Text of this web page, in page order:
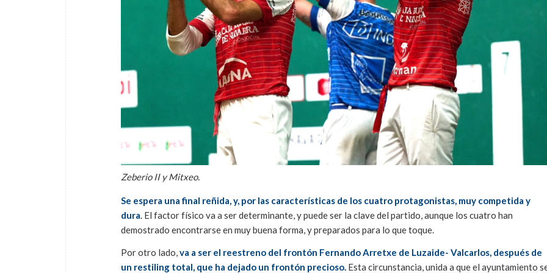
Zeberio II y Mitxeo.
Se espera una final reñida, y, por las características de los cuatro protagonistas, muy competida y
dura. El factor físico va a ser determinante, y puede ser la clave del partido, aunque los cuatro han
demostrado encontrarse en muy buena forma, y preparados para lo que toque.
Por otro lado,va a ser el reestreno del frontón Fernando Arretxe de Luzaide- Valcarlos, después de
un restiling total, que ha dejado un frontón precioso. Esta circunstancia, unida a que el ayuntamiento